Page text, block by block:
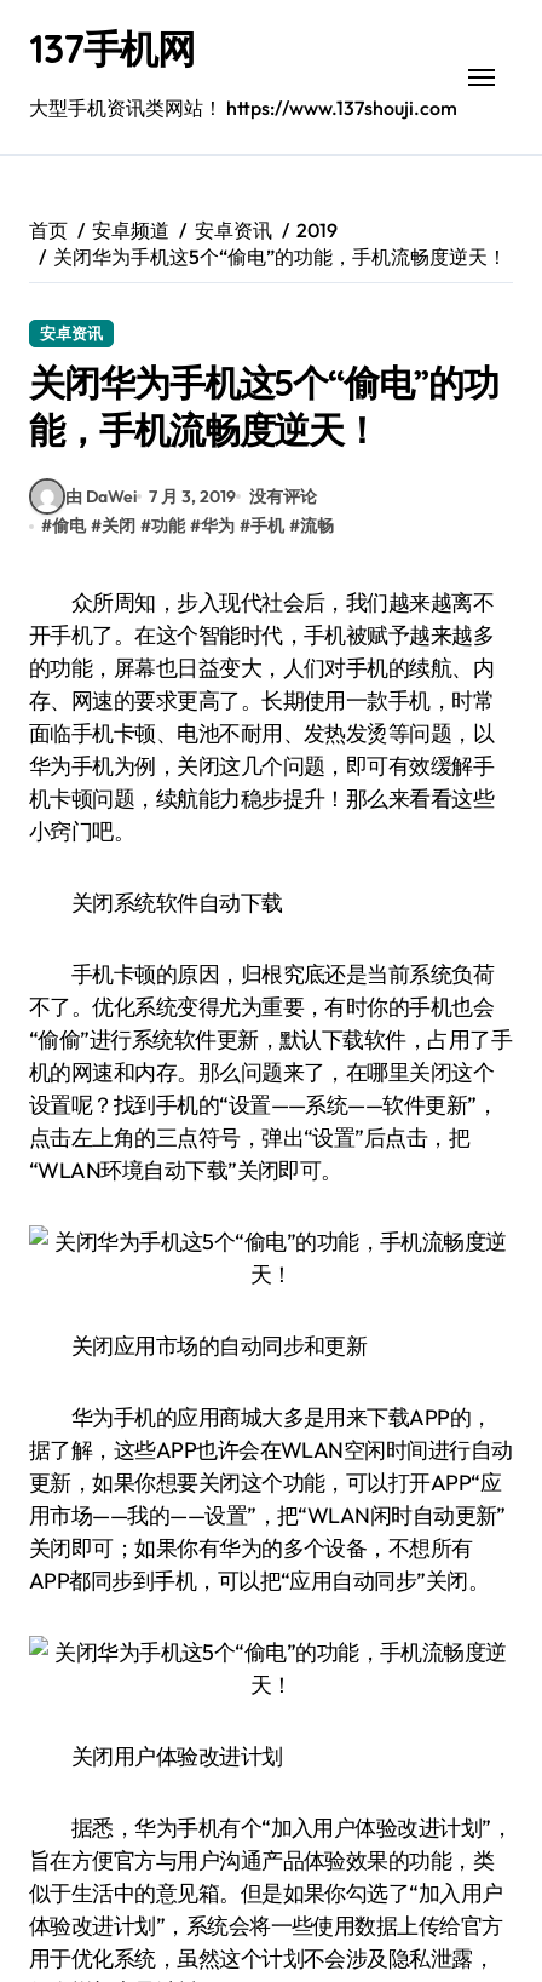
137手机网
大型手机资讯类网站！ https://www.137shouji.com
首页 安卓频道 安卓资讯
2019
关闭华为手机这5个“偷电”的功能，手机流畅度逆天！
安卓资讯
关闭华为手机这5个“偷电”的功
能，手机流畅度逆天！
由 DaWei 7 月 3, 2019 没有评论
#偷电 #关闭 #功能 #华为 #手机 #流畅
众所周知，步入现代社会后，我们越来越离不
开手机了。在这个智能时代，手机被赋予越来越多
的功能，屏幕也日益变大，人们对手机的续航、内
存、网速的要求更高了。长期使用一款手机，时常
面临手机卡顿、电池不耐用、发热发烫等问题，以
华为手机为例，关闭这几个问题，即可有效缓解手
机卡顿问题，续航能力稳步提升！那么来看看这些
小窍门吧。
关闭系统软件自动下载
手机卡顿的原因，归根究底还是当前系统负荷
不了。优化系统变得尤为重要，有时你的手机也会
“偷偷”进行系统软件更新，默认下载软件，占用了手
机的网速和内存。那么问题来了，在哪里关闭这个
设置呢？找到手机的“设置——系统——软件更新”，
点击左上角的三点符号，弹出“设置”后点击，把
“WLAN环境自动下载”关闭即可。
关闭应用市场的自动同步和更新
华为手机的应用商城大多是用来下载APP的，
据了解，这些APP也许会在WLAN空闲时间进行自动
更新，如果你想要关闭这个功能，可以打开APP“应
用市场——我的——设置”，把“WLAN闲时自动更新”
关闭即可；如果你有华为的多个设备，不想所有
APP都同步到手机，可以把“应用自动同步”关闭。
关闭用户体验改进计划
据悉，华为手机有个“加入用户体验改进计划”，
旨在方便官方与用户沟通产品体验效果的功能，类
似于生活中的意见箱。但是如果你勾选了“加入用户
体验改进计划”，系统会将一些使用数据上传给官方
用于优化系统，虽然这个计划不会涉及隐私泄露，